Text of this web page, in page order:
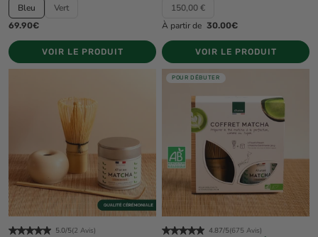
Bleu Vert
69.90€
VOIR LE PRODUIT
150,00 €
À partir de 30.00€
VOIR LE PRODUIT
5.0/5(2 Avis)
POUR DÉBUTER
4.87/5(675 Avis)